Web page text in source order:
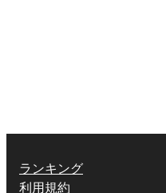
ランキング
利用規約